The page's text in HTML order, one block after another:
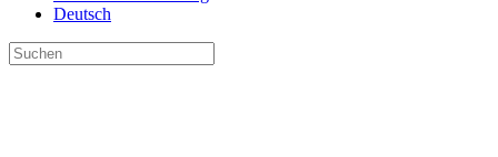
Deutsch
Suchen
nach: